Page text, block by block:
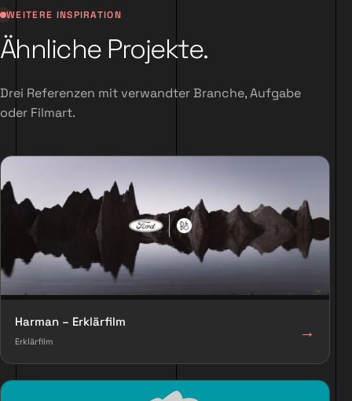
WEITERE INSPIRATION
Ähnliche Projekte.
Drei Referenzen mit verwandter Branche, Aufgabe
oder Filmart.
Harman – Erklärfilm
Erklärfilm →